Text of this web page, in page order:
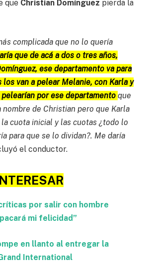
que Christian Domínguez pierda la
complicada que no lo quería
que de acá a dos o tres años,
ese departamento va para
van a pelear Melanie, con Karla y
pelearían por ese departamento que
de Christian pero que Karla
cuota inicial y las cuotas ¿todo lo
para que se lo dividan?. Me daría
el conductor.
por salir con hombre
mi felicidad”
en llanto al entregar la
International